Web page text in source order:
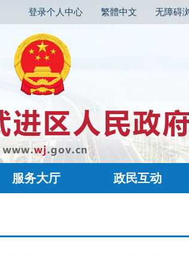
登录个人中心 繁體中文 无障碍
服务大厅 政民互动